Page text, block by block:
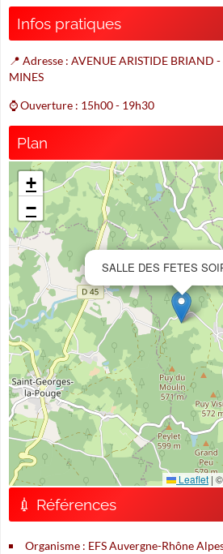
Infos pratiques
📍 Adresse : AVENUE ARISTIDE BRIAND -
MINES
⌚ Ouverture : 15h00 - 19h30
Plan
SALLE DES FETES
+
−
Leaflet |
💉 Références
Organisme : EFS Auvergne-Rhône